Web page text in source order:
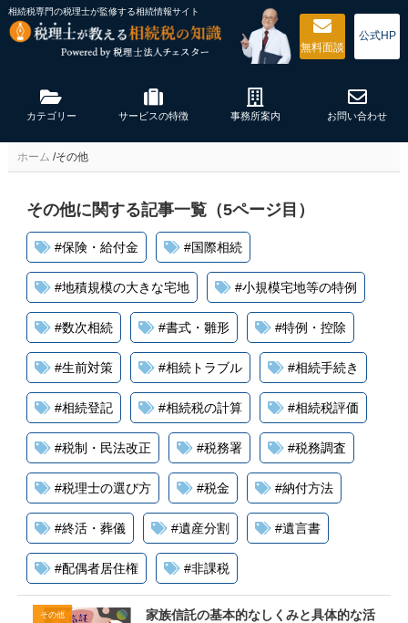
相続税専門の税理士が監修する相続情報サイト
無料面談
公式HP
カテゴリー サービスの特徴 事務所案内 お問い合わせ
ホーム /その他
その他に関する記事一覧（5ページ目）
#保険・給付金 #国際相続
#地積規模の大きな宅地 #小規模宅地等の特例
#数次相続 #書式・雛形 #特例・控除
#生前対策 #相続トラブル #相続手続き
#相続登記 #相続税の計算 #相続税評価
#税制・民法改正 #税務署 #税務調査
#税理士の選び方 #税金 #納付方法
#終活・葬儀 #遺産分割 #遺言書
#配偶者居住権 #非課税
その他
家族信託の基本的なしくみと具体的な活